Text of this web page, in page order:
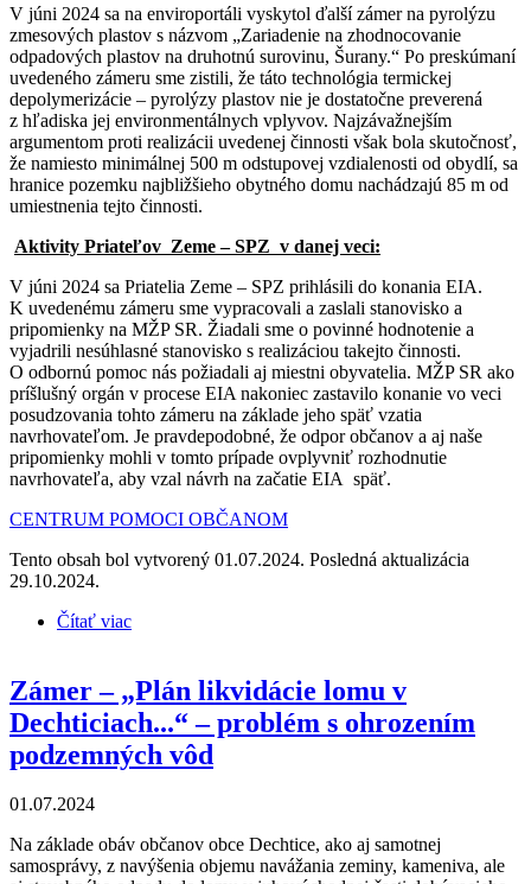
V júni 2024 sa na enviroportáli vyskytol ďalší zámer na pyrolýzu
zmesových plastov s názvom „Zariadenie na zhodnocovanie
odpadových plastov na druhotnú surovinu, Šurany.“ Po preskúmaní
uvedeného zámeru sme zistili, že táto technológia termickej
depolymerizácie – pyrolýzy plastov nie je dostatočne preverená
z hľadiska jej environmentálnych vplyvov. Najzávažnejším
argumentom proti realizácii uvedenej činnosti však bola skutočnosť,
že namiesto minimálnej 500 m odstupovej vzdialenosti od obydlí, sa
hranice pozemku najbližšieho obytného domu nachádzajú 85 m od
umiestnenia tejto činnosti.
Aktivity Priateľov Zeme – SPZ v danej veci:
V júni 2024 sa Priatelia Zeme – SPZ prihlásili do konania EIA.
K uvedenému zámeru sme vypracovali a zaslali stanovisko a
pripomienky na MŽP SR. Žiadali sme o povinné hodnotenie a
vyjadrili nesúhlasné stanovisko s realizáciou takejto činnosti.
O odbornú pomoc nás požiadali aj miestni obyvatelia. MŽP SR ako
príšlušný orgán v procese EIA nakoniec zastavilo konanie vo veci
posudzovania tohto zámeru na základe jeho späť vzatia
navrhovateľom. Je pravdepodobné, že odpor občanov a aj naše
pripomienky mohli v tomto prípade ovplyvniť rozhodnutie
navrhovateľa, aby vzal návrh na začatie EIA späť.
CENTRUM POMOCI OBČANOM
Tento obsah bol vytvorený 01.07.2024. Posledná aktualizácia
29.10.2024.
Čítať viac
Zámer – „Plán likvidácie lomu v
Dechticiach...“ – problém s ohrozením
podzemných vôd
01.07.2024
Na základe obáv občanov obce Dechtice, ako aj samotnej
samosprávy, z navýšenia objemu navážania zeminy, kameniva, ale